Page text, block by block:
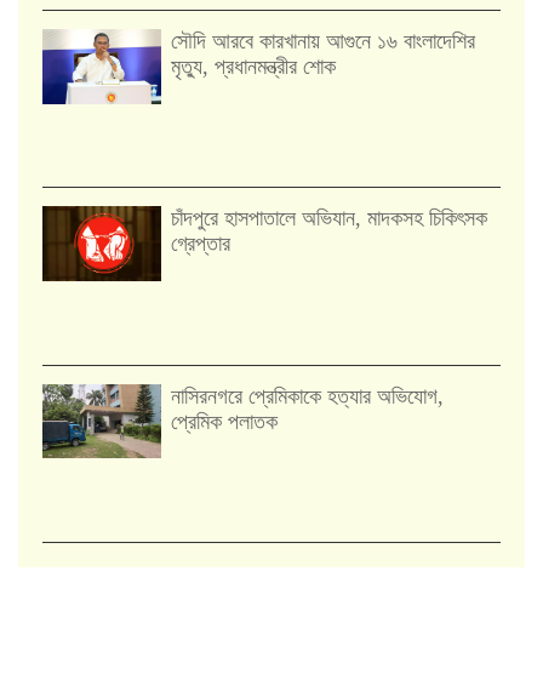
সৌদি আরবে কারখানায় আগুনে ১৬ বাংলাদেশির
মৃত্যু, প্রধানমন্ত্রীর শোক
চাঁদপুরে হাসপাতালে অভিযান, মাদকসহ চিকিৎসক
গ্রেপ্তার
নাসিরনগরে প্রেমিকাকে হত্যার অভিযোগ,
প্রেমিক পলাতক